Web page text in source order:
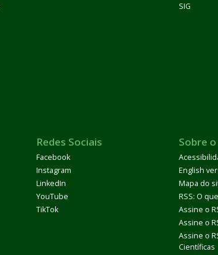
SIG
Redes Sociais
Facebook
Instagram
LinkedIn
YouTube
TikTok
Sobre
English
Mapa do
RSS: O
Assine o
Assine o
Assine o
Científicas